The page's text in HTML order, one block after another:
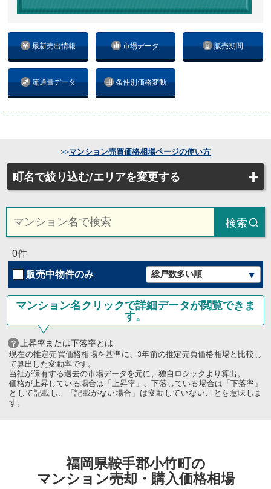
最新売出情報 市場データ 販売期間
流通量データ 条件別価格変動
町名で絞り込む/エリアを変更する
>>マンション売買価格相場ページの使い方
検索
0件
販売中物件のみ
マンション名クリックで詳細データが閲覧できま
す。
上昇率または下落率とは
現在の推定売買価格相場を基準に、3年前の推定売買価格相場と比較し
て算出した変動率です。
当社が保有する過去の市場データを元に、独自ロジックより算出。
価格が上昇している場合は「上昇率」、下落している場合は「下落率」
として記載し、「記載がない場合」は変動していないことを意味しま
す。
福岡県鞍手郡小竹町の
マンション売却・購入価格相場